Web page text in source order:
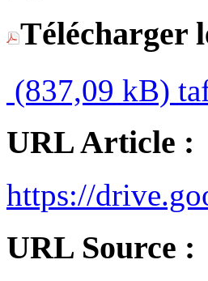
Télécharger
(837,09 kB)
URL Article :
https://
URL Source :